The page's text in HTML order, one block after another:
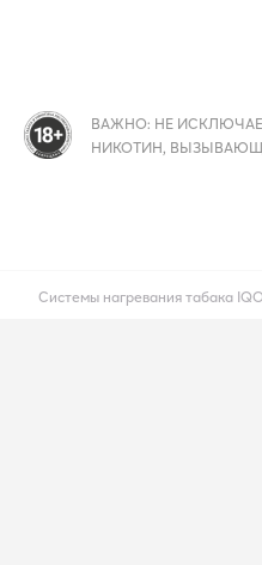
Системы нагревания табака
ВАЖНО: НЕ
НИКОТИН,